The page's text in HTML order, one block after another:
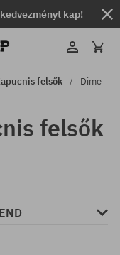
kap!
felsők Dime
felsők